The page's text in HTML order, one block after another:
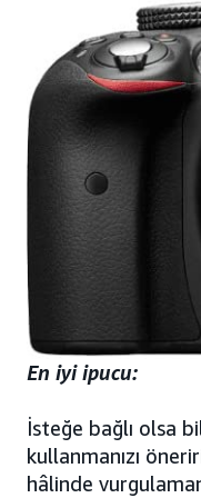
En iyi ipucu:
İsteğe bağlı olsa
kullanmanızı
hâlinde